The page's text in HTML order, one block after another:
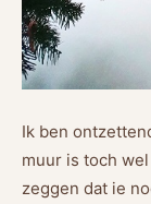
Ik ben
muur is toch
zeggen dat ie